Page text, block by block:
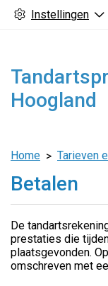
Instellingen
Hoogland
Home Tarieven
Betalen
De
prestaties die
plaatsgevonden.
omschreven met